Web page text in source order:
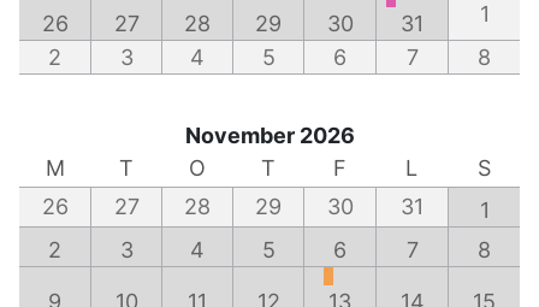
26 27 28 29 30 31
1
2
3 4 5 6 7 8
November 2026
M
T O T F L
S
26
27 28 29 30 31
1
2
3 4 5 6 7 8
9 10 11 12 13 14
15